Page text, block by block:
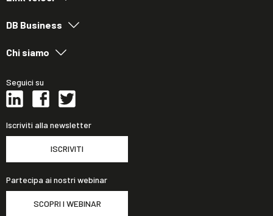
DB Business
Chi siamo
Seguici su
Iscriviti alla newsletter
ISCRIVITI
Partecipa ai nostri webinar
SCOPRI I WEBINAR